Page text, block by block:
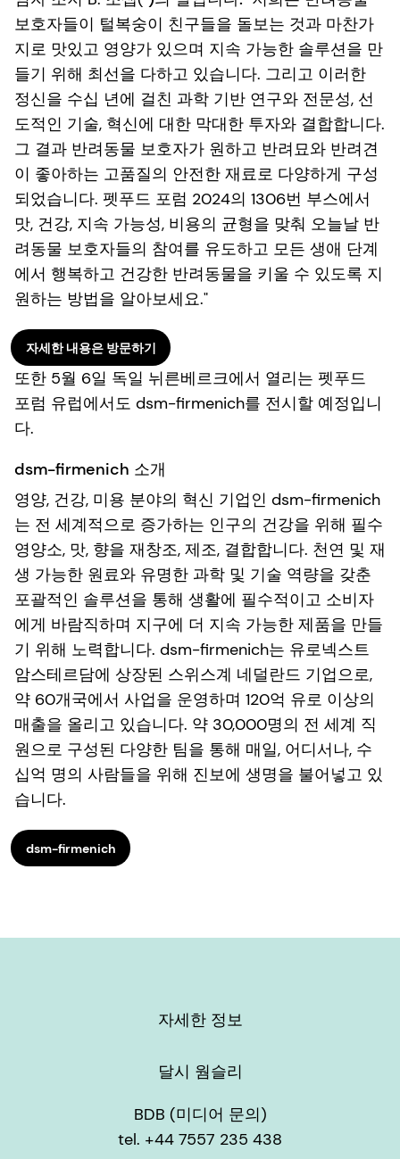
보호자들이 털복숭이 친구들을 돌보는 것과 마찬가
지로 맛있고 영양가 있으며 지속 가능한 솔루션을 만
들기 위해 최선을 다하고 있습니다. 그리고 이러한
정신을 수십 년에 걸친 과학 기반 연구와 전문성, 선
도적인 기술, 혁신에 대한 막대한 투자와 결합합니다.
그 결과 반려동물 보호자가 원하고 반려묘와 반려견
이 좋아하는 고품질의 안전한 재료로 다양하게 구성
되었습니다. 펫푸드 포럼 2024의 1306번 부스에서
맛, 건강, 지속 가능성, 비용의 균형을 맞춰 오늘날 반
려동물 보호자들의 참여를 유도하고 모든 생애 단계
에서 행복하고 건강한 반려동물을 키울 수 있도록 지
원하는 방법을 알아보세요."
자세한 내용은 방문하기
또한 5월 6일 독일 뉘른베르크에서 열리는 펫푸드
포럼 유럽에서도 dsm-firmenich를 전시할 예정입니
다.
dsm-firmenich 소개
영양, 건강, 미용 분야의 혁신 기업인 dsm-firmenich
는 전 세계적으로 증가하는 인구의 건강을 위해 필수
영양소, 맛, 향을 재창조, 제조, 결합합니다. 천연 및 재
생 가능한 원료와 유명한 과학 및 기술 역량을 갖춘
포괄적인 솔루션을 통해 생활에 필수적이고 소비자
에게 바람직하며 지구에 더 지속 가능한 제품을 만들
기 위해 노력합니다. dsm-firmenich는 유로넥스트
암스테르담에 상장된 스위스계 네덜란드 기업으로,
약 60개국에서 사업을 운영하며 120억 유로 이상의
매출을 올리고 있습니다. 약 30,000명의 전 세계 직
원으로 구성된 다양한 팀을 통해 매일, 어디서나, 수
십억 명의 사람들을 위해 진보에 생명을 불어넣고 있
습니다.
dsm-firmenich
자세한 정보
달시 웜슬리
BDB (미디어 문의)
tel. +44 7557 235 438